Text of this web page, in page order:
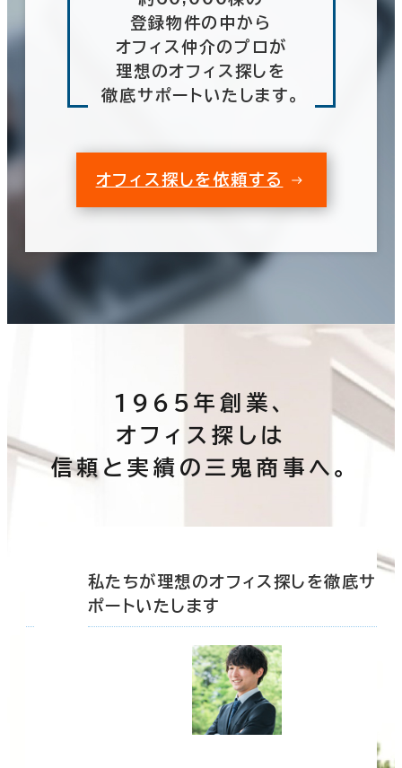
登録物件の中から
オフィス仲介のプロが
理想のオフィス探しを
徹底サポートいたします。
オフィス探しを依頼する
1965年創業、
オフィス探しは
信頼と実績の三鬼商事へ。
しを徹底サ
私たちが理想のオフィス探しを
ポートいたします